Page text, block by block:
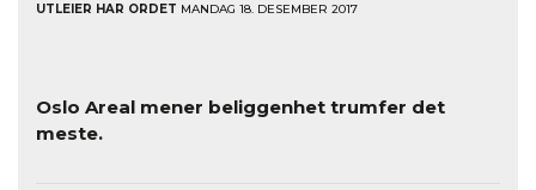
UTLEIER HAR ORDET MANDAG 18. DESEMBER 2017
Oslo Areal mener beliggenhet trumfer det
meste.